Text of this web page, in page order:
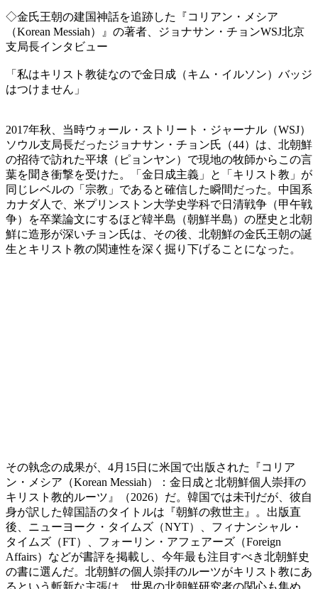
◇金氏王朝の建国神話を追跡した『コリアン・メシア
（Korean Messiah）』の著者、ジョナサン・チョンWSJ北京
支局長インタビュー
「私はキリスト教徒なので金日成（キム・イルソン）バッジ
はつけません」
2017年秋、当時ウォール・ストリート・ジャーナル（WSJ）
ソウル支局長だったジョナサン・チョン氏（44）は、北朝鮮
の招待で訪れた平壌（ピョンヤン）で現地の牧師からこの言
葉を聞き衝撃を受けた。「金日成主義」と「キリスト教」が
同じレベルの「宗教」であると確信した瞬間だった。中国系
カナダ人で、米プリンストン大学史学科で日清戦争（甲午戦
争）を卒業論文にするほど韓半島（朝鮮半島）の歴史と北朝
鮮に造形が深いチョン氏は、その後、北朝鮮の金氏王朝の誕
生とキリスト教の関連性を深く掘り下げることになった。
その執念の成果が、4月15日に米国で出版された『コリア
ン・メシア（Korean Messiah）：金日成と北朝鮮個人崇拝の
キリスト教的ルーツ』（2026）だ。韓国では未刊だが、彼自
身が訳した韓国語のタイトルは『朝鮮の救世主』。出版直
後、ニューヨーク・タイムズ（NYT）、フィナンシャル・
タイムズ（FT）、フォーリン・アフェアーズ（Foreign
Affairs）などが書評を掲載し、今年最も注目すべき北朝鮮史
の書に選んだ。北朝鮮の個人崇拝のルーツがキリスト教にあ
るという斬新な主張は、世界の北朝鮮研究者の関心も集め